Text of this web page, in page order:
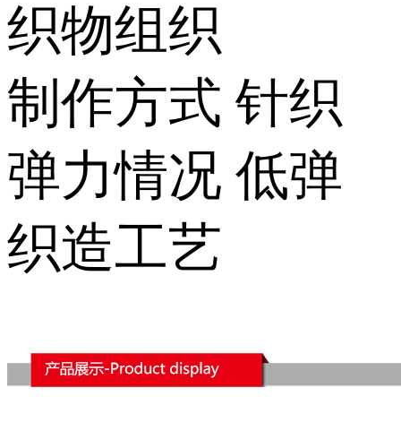
织物组织
制作方式 针织
弹力情况 低弹
织造工艺